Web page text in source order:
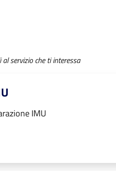
servizio che ti interessa
IMU